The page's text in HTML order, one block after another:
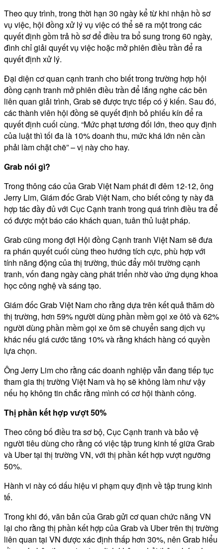
Theo quy trình, trong thời hạn 30 ngày kể từ khi nhận hồ sơ
vụ việc, hội đồng xử lý vụ việc có thể sẽ ra một trong các
quyết định gồm trả hồ sơ để điều tra bổ sung trong 60 ngày,
đình chỉ giải quyết vụ việc hoặc mở phiên điều trần để ra
quyết định xử lý.
Đại diện cơ quan cạnh tranh cho biết trong trường hợp hội
đồng cạnh tranh mở phiên điều trần để lắng nghe các bên
liên quan giải trình, Grab sẽ được trực tiếp có ý kiến. Sau đó,
các thành viên hội đồng sẽ quyết định bỏ phiếu kín để ra
quyết định cuối cùng. “Mức phạt tương đối lớn, theo quy định
của luật thì tối đa là 10% doanh thu, mức khá lớn nên cần
phải làm chặt chẽ” – vị này cho hay.
Grab nói gì?
Trong thông cáo của Grab Việt Nam phát đi đêm 12-12, ông
Jerry Lim, Giám đốc Grab Việt Nam, cho biết công ty này đã
hợp tác đầy đủ với Cục Cạnh tranh trong quá trình điều tra để
có được một báo cáo khách quan, tuân thủ luật pháp.
Grab cũng mong đợi Hội đồng Cạnh tranh Việt Nam sẽ đưa
ra phán quyết cuối cùng theo hướng tích cực, phù hợp với
tính năng động của thị trường, thúc đẩy môi trường cạnh
tranh, vốn đang ngày càng phát triển nhờ vào ứng dụng khoa
học công nghệ và sáng tạo.
Giám đốc Grab Việt Nam cho rằng dựa trên kết quả thăm dò
thị trường, hơn 59% người dùng phần mềm gọi xe ôtô và 62%
người dùng phần mềm gọi xe ôm sẽ chuyển sang dịch vụ
khác nếu giá cước tăng 10% và rằng khách hàng có quyền
lựa chọn.
Ông Jerry Lim cho rằng các doanh nghiệp vẫn đang tiếp tục
tham gia thị trường Việt Nam và họ sẽ không làm như vậy
nếu họ không tin chắc rằng mình có cơ hội thành công.
Thị phần kết hợp vượt 50%
Theo công bố điều tra sơ bộ, Cục Cạnh tranh và bảo vệ
người tiêu dùng cho rằng có việc tập trung kinh tế giữa Grab
và Uber tại thị trường VN, với thị phần kết hợp vượt ngưỡng
50%.
Hành vi này có dấu hiệu vi phạm quy định về tập trung kinh
tế.
Trong khi đó, văn bản của Grab gửi cơ quan chức năng VN
lại cho rằng thị phần kết hợp của Grab và Uber trên thị trường
liên quan tại VN được xác định thấp hơn 30%, nên Grab hiểu